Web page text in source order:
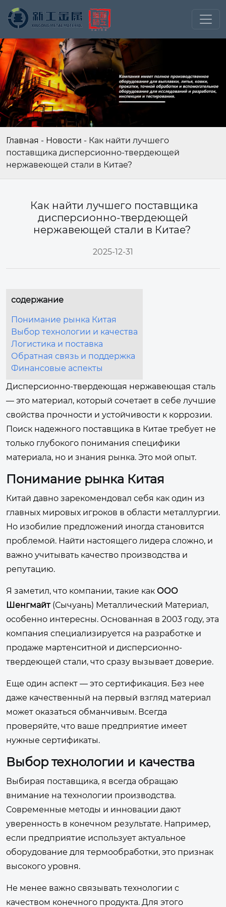
Главная - Новости - Как найти лучшего
поставщика дисперсионно-твердеющей
нержавеющей стали в Китае?
Как найти лучшего поставщика
дисперсионно-твердеющей
нержавеющей стали в Китае?
2025-12-31
содержание
Понимание рынка Китая
Выбор технологии и качества
Логистика и поставка
Обратная связь и поддержка
Финансовые аспекты
Дисперсионно-твердеющая нержавеющая сталь
— это материал, который сочетает в себе лучшие
свойства прочности и устойчивости к коррозии.
Поиск надежного поставщика в Китае требует не
только глубокого понимания специфики
материала, но и знания рынка. Это мой опыт.
Понимание рынка Китая
Китай давно зарекомендовал себя как один из
главных мировых игроков в области металлургии.
Но изобилие предложений иногда становится
проблемой. Найти настоящего лидера сложно, и
важно учитывать качество производства и
репутацию.
Я заметил, что компании, такие как ООО
Шенгмайт(Сычуань) Металлический Материал,
особенно интересны. Основанная в 2003 году, эта
компания специализируется на разработке и
продаже мартенситной и дисперсионно-
твердеющей стали, что сразу вызывает доверие.
Еще один аспект — это сертификация. Без нее
даже качественный на первый взгляд материал
может оказаться обманчивым. Всегда
проверяйте, что ваше предприятие имеет
нужные сертификаты.
Выбор технологии и качества
Выбирая поставщика, я всегда обращаю
внимание на технологии производства.
Современные методы и инновации дают
уверенность в конечном результате. Например,
если предприятие использует актуальное
оборудование для термообработки, это признак
высокого уровня.
Не менее важно связывать технологии с
качеством конечного продукта. Для этого